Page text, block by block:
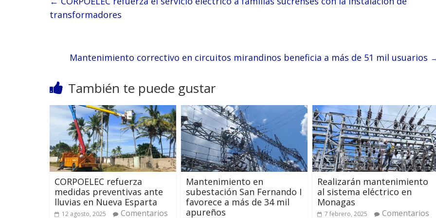
transformadores
Mantenimiento correctivo en circuitos mirandinos beneficia a más de 51 mil usuarios
También te puede gustar
CORPOELEC refuerza
medidas preventivas ante
lluvias en Nueva Esparta
12 agosto, 2025 Comentarios
Mantenimiento en
subestación San Fernando I
favorece a más de 34 mil
apureños
Realizarán mantenimiento
al sistema eléctrico en
Monagas
7 febrero, 2025 Comentarios